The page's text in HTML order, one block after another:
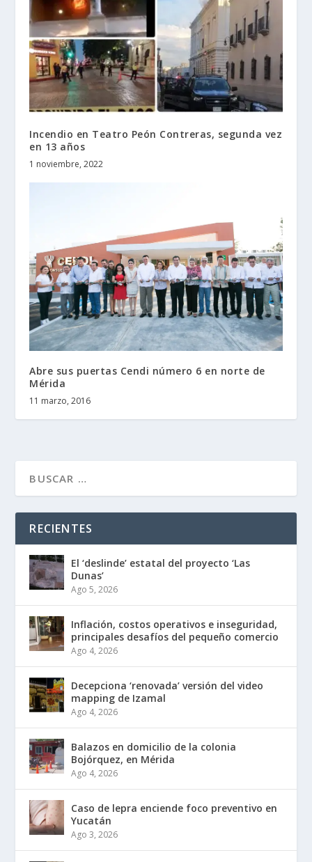
Incendio en Teatro Peón Contreras, segunda vez
en 13 años
1 noviembre, 2022
Abre sus puertas Cendi número 6 en norte de
Mérida
11 marzo, 2016
RECIENTES
El ‘deslinde’ estatal del proyecto ‘Las
Dunas’
Ago 5, 2026
Inflación, costos operativos e inseguridad,
principales desafíos del pequeño comercio
Ago 4, 2026
Decepciona ‘renovada’ versión del video
mapping de Izamal
Ago 4, 2026
Balazos en domicilio de la colonia
Bojórquez, en Mérida
Ago 4, 2026
Caso de lepra enciende foco preventivo en
Yucatán
Ago 3, 2026